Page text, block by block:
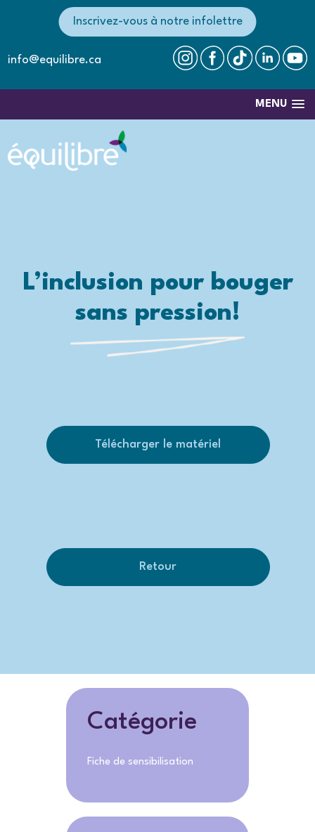
info@equilibre.ca
Inscrivez-vous à notre infolettre
MENU
L’inclusion pour bouger
sans pression!
Télécharger le matériel
Retour
Catégorie
Fiche de sensibilisation